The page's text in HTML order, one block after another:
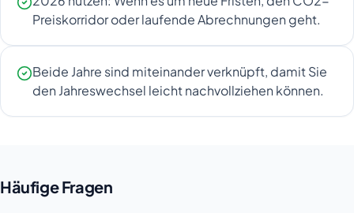
Preiskorridor oder laufende Abrechnungen geht.
Beide Jahre sind miteinander verknüpft, damit Sie
den Jahreswechsel leicht nachvollziehen können.
Häufige Fragen